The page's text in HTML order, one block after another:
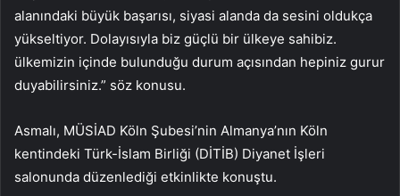
alanındaki büyük başarısı, siyasi alanda da sesini oldukça
yükseltiyor. Dolayısıyla biz güçlü bir ülkeye sahibiz.
ülkemizin içinde bulunduğu durum açısından hepiniz gurur
duyabilirsiniz.” söz konusu.
Asmalı, MÜSİAD Köln Şubesi’nin Almanya’nın Köln
kentindeki Türk-İslam Birliği (DİTİB) Diyanet İşleri
salonunda düzenlediği etkinlikte konuştu.